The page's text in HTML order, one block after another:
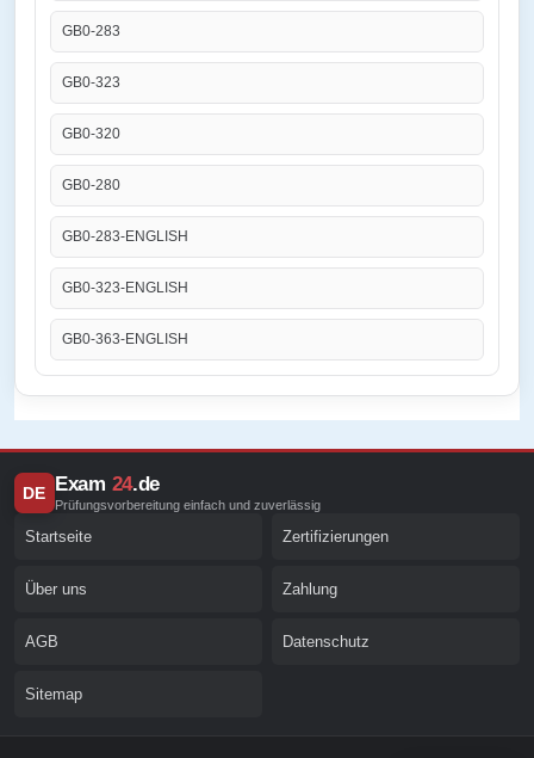
GB0-283
GB0-323
GB0-320
GB0-280
GB0-283-ENGLISH
GB0-323-ENGLISH
GB0-363-ENGLISH
DE Exam 24.de
Prüfungsvorbereitung einfach und zuverlässig
Startseite Zertifizierungen
Über uns Zahlung
AGB Datenschutz
Sitemap